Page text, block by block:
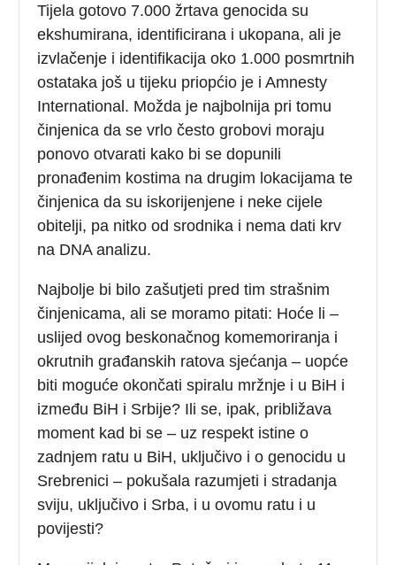
Tijela gotovo 7.000 žrtava genocida su
ekshumirana, identificirana i ukopana, ali je
izvlačenje i identifikacija oko 1.000 posmrtnih
ostataka još u tijeku priopćio je i Amnesty
International. Možda je najbolnija pri tomu
činjenica da se vrlo često grobovi moraju
ponovo otvarati kako bi se dopunili
pronađenim kostima na drugim lokacijama te
činjenica da su iskorijenjene i neke cijele
obitelji, pa nitko od srodnika i nema dati krv
na DNA analizu.
Najbolje bi bilo zašutjeti pred tim strašnim
činjenicama, ali se moramo pitati: Hoće li –
uslijed ovog beskonačnog komemoriranja i
okrutnih građanskih ratova sjećanja – uopće
biti moguće okončati spiralu mržnje i u BiH i
između BiH i Srbije? Ili se, ipak, približava
moment kad bi se – uz respekt istine o
zadnjem ratu u BiH, uključivo i o genocidu u
Srebrenici – pokušala razumjeti i stradanja
sviju, uključivo i Srba, i u ovomu ratu i u
povijesti?